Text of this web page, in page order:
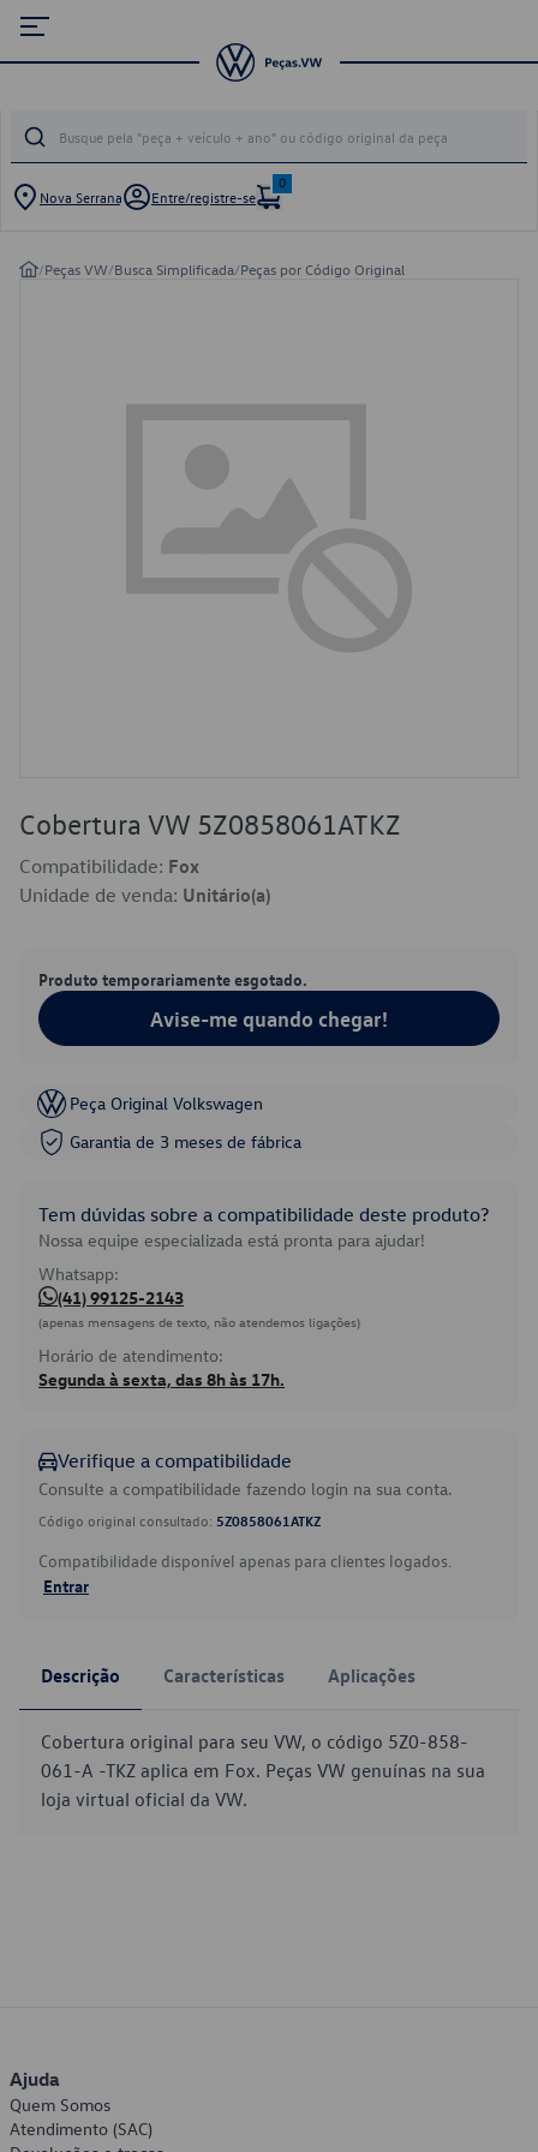
Nova Serrana Entre/registre-se
0
/Peças VW/Busca Simplificada/Peças por Código Original
Cobertura VW 5Z0858061ATKZ
Compatibilidade: Fox
Unidade de venda: Unitário(a)
Produto temporariamente esgotado.
Avise-me quando chegar!
Peça Original Volkswagen
Garantia de 3 meses de fábrica
Tem dúvidas sobre a compatibilidade deste produto?
Nossa equipe especializada está pronta para ajudar!
Whatsapp:
(41) 99125-2143
(apenas mensagens de texto, não atendemos ligações)
Horário de atendimento:
Segunda à sexta, das 8h às 17h.
Verifique a compatibilidade
Consulte a compatibilidade fazendo login na sua conta.
Código original consultado: 5Z0858061ATKZ
Compatibilidade disponível apenas para clientes logados.
Entrar
Descrição Características Aplicações
Cobertura original para seu VW, o código 5Z0-858-
061-A -TKZ aplica em Fox. Peças VW genuínas na sua
loja virtual oficial da VW.
Ajuda
Quem Somos
Atendimento (SAC)